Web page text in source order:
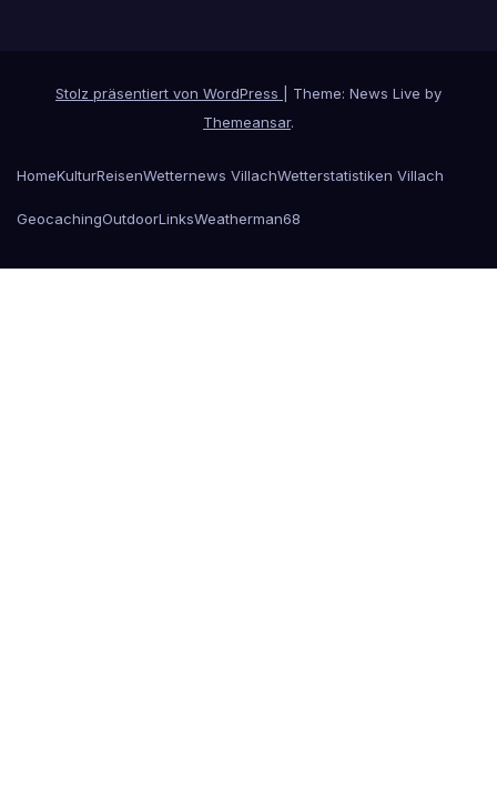
Stolz präsentiert von WordPress
Theme: News Live by
Themeansar.
HomeKulturReisenWetternews VillachWetterstatistiken Villach
GeocachingOutdoorLinksWeatherman68